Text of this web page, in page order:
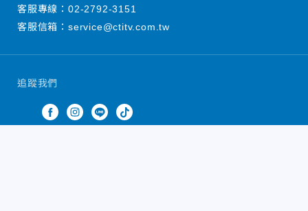
追蹤我們
客服專線： 02-2792-3151
客服信箱： service@ctitv.com.tw